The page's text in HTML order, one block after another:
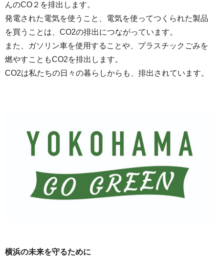
んのCO２を排出します。
発電された電気を使うこと、電気を使ってつくられた製品
を買うことは、CO2の排出につながっています。
また、ガソリン車を使用することや、プラスチックごみを
燃やすこともCO2を排出します。
CO2は私たちの日々の暮らしからも、排出されています。
横浜の未来を守るために